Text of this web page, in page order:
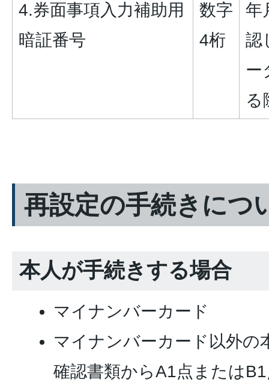
4.券面事項入力補助用
暗証番号
数字
4桁
年
認
ー
る
再設定の手続きにつ
本人が手続きする場合
マイナンバーカード
マイナンバーカード以外の
確認書類からA1点または